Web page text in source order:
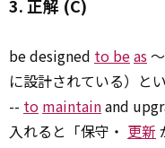
3. 正解 (C)
be designed to beas ～
に設計されている）と
-- to maintainand
入れると「保守・ 更新